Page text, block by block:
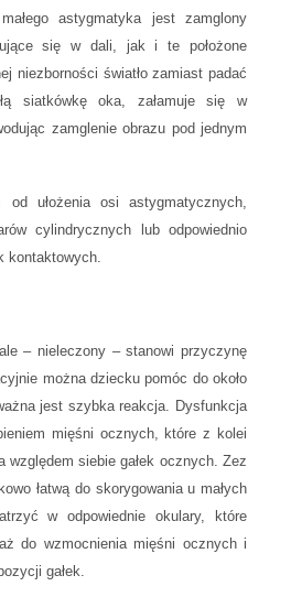
astygmatyka jest zamglony
się w dali, jak i te położone
niezborności światło zamiast padać
siatkówkę oka, załamuje się w
zamglenie obrazu pod jednym
od ułożenia osi astygmatycznych,
cylindrycznych lub odpowiednio
kontaktowych.
– nieleczony – stanowi przyczynę
można dziecku pomóc do około
jest szybka reakcja. Dysfunkcja
mięśni ocznych, które z kolei
względem siebie gałek ocznych. Zez
łatwą do skorygowania u małych
w odpowiednie okulary, które
do wzmocnienia mięśni ocznych i
gałek.